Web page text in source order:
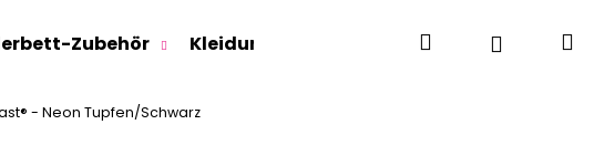
Zubehör Kleidung für Jugendliche Für
SuchenLogin
- Neon Tupfen/Schwarz